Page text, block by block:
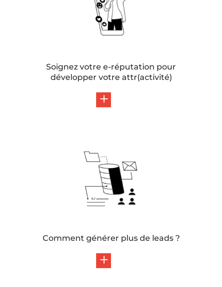
Soignez votre e-réputation pour
développer votre attr(activité)
Comment générer plus de leads ?